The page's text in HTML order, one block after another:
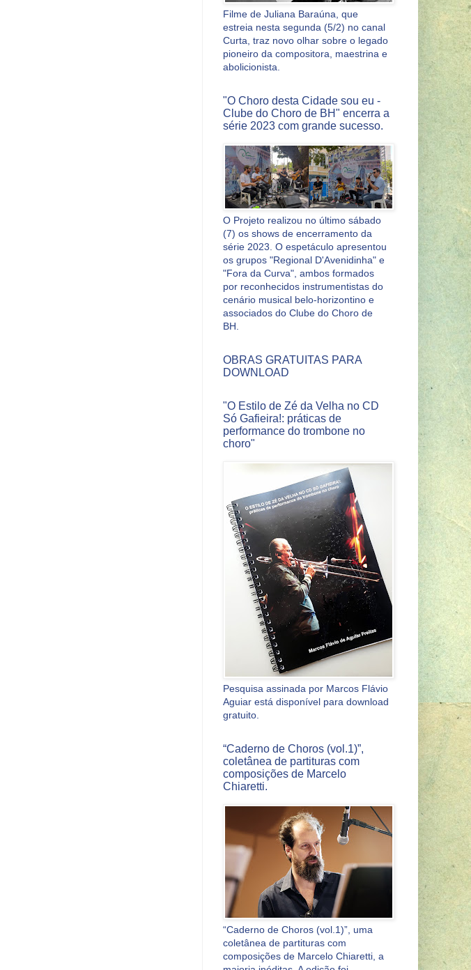
Filme de Juliana Baraúna, que
estreia nesta segunda (5/2) no canal
Curta, traz novo olhar sobre o legado
pioneiro da compositora, maestrina e
abolicionista.
"O Choro desta Cidade sou eu -
Clube do Choro de BH" encerra a
série 2023 com grande sucesso.
O Projeto realizou no último sábado
(7) os shows de encerramento da
série 2023. O espetáculo apresentou
os grupos "Regional D'Avenidinha" e
"Fora da Curva", ambos formados
por reconhecidos instrumentistas do
cenário musical belo-horizontino e
associados do Clube do Choro de
BH.
OBRAS GRATUITAS PARA
DOWNLOAD
"O Estilo de Zé da Velha no CD
Só Gafieira!: práticas de
performance do trombone no
choro"
Pesquisa assinada por Marcos Flávio
Aguiar está disponível para download
gratuito.
“Caderno de Choros (vol.1)”,
coletânea de partituras com
composições de Marcelo
Chiaretti.
“Caderno de Choros (vol.1)”, uma
coletânea de partituras com
composições de Marcelo Chiaretti, a